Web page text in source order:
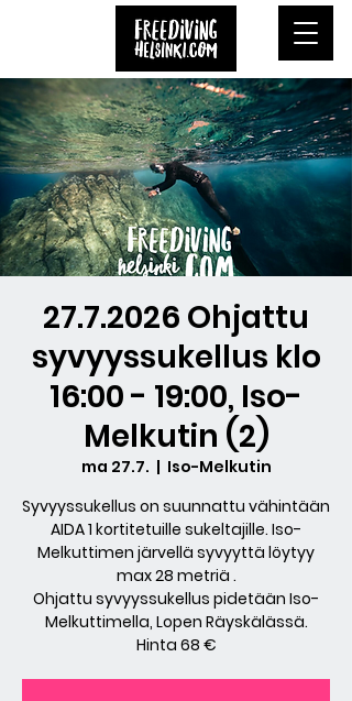
27.7.2026 Ohjattu
syvyyssukellus klo
16:00 - 19:00, Iso-
Melkutin (2)
ma 27.7.
  |
Iso-Melkutin
Syvyyssukellus on suunnattu vähintään
AIDA 1 kortitetuille sukeltajille. Iso-
Melkuttimen järvellä syvyyttä löytyy
max 28 metriä .
Ohjattu syvyyssukellus pidetään Iso-
Melkuttimella, Lopen Räyskälässä.
Hinta 68 €